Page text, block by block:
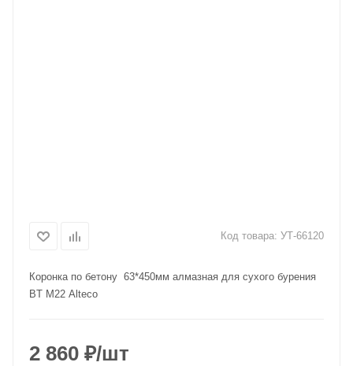
Код товара: УТ-66120
Коронка по бетону 63*450мм алмазная для сухого бурения
BT M22 Alteco
2 860 ₽/шт